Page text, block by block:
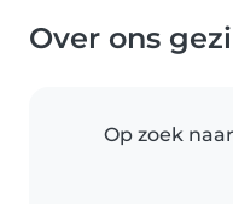
Over ons
Op zoek naar